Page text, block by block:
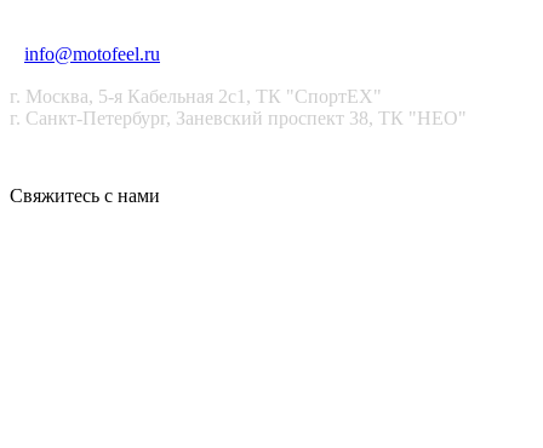
info@motofeel.ru
г. Москва, 5-я Кабельная 2с1, ТК "СпортЕХ"
г. Санкт-Петербург, Заневский проспект 38, ТК "НЕО"
Свяжитесь с нами